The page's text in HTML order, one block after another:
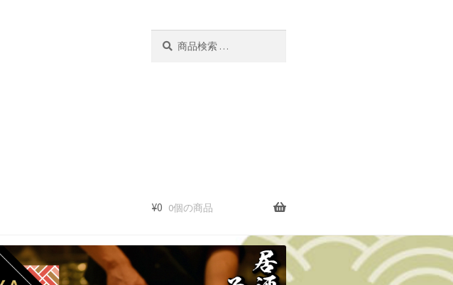
¥0 0個の商品